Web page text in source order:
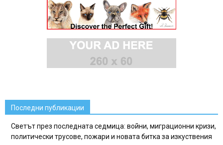
Последни публикации
Светът през последната седмица: войни, миграционни кризи,
политически трусове, пожари и новата битка за изкуствения